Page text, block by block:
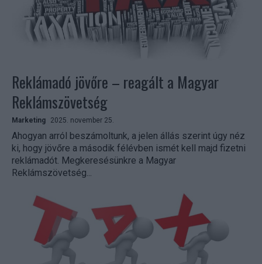
Reklámadó jövőre – reagált a Magyar
Reklámszövetség
Marketing 2025. november 25.
Ahogyan arról beszámoltunk, a jelen állás szerint úgy néz
ki, hogy jövőre a második félévben ismét kell majd fizetni
reklámadót. Megkeresésünkre a Magyar
Reklámszövetség...